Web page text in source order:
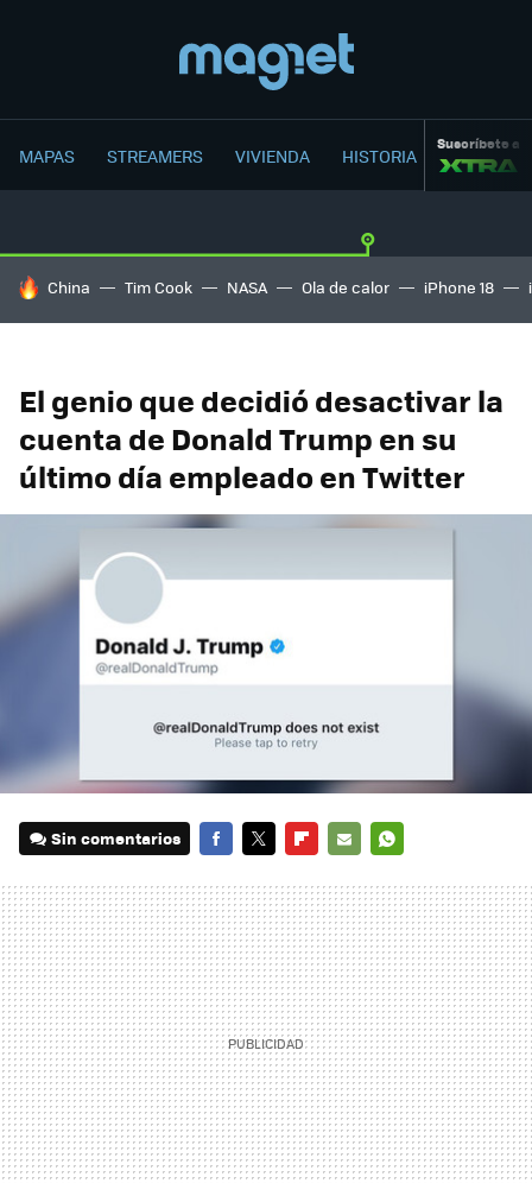
MAPAS STREAMERS VIVIENDA HISTORIA Suscríbete a
HOY SE HABLA DE
China Tim Cook NASA Ola de calor iPhone 18
El genio que decidió desactivar la
cuenta de Donald Trump en su
último día empleado en Twitter
Sin comentarios
MAIL